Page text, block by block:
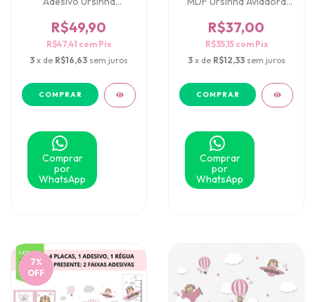
R$49,90
R$47,41 com Pix
3 x de R$16,63 sem juros
Comprar
por
WhatsApp
R$37,00
R$35,15 com Pix
3 x de R$12,33 sem juros
Comprar
por
WhatsApp
7%
OFF